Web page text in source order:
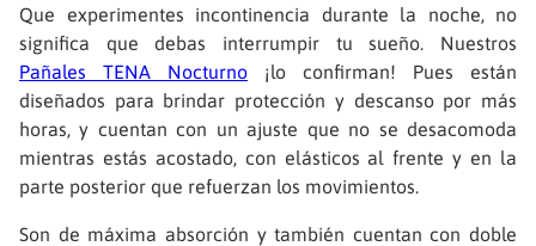
Que experimentes incontinencia durante la noche, no
significa que debas interrumpir tu sueño. Nuestros
Pañales TENA Nocturno ¡lo confirman! Pues están
diseñados para brindar protección y descanso por más
horas, y cuentan con un ajuste que no se desacomoda
mientras estás acostado, con elásticos al frente y en la
parte posterior que refuerzan los movimientos.
Son de máxima absorción y también cuentan con doble